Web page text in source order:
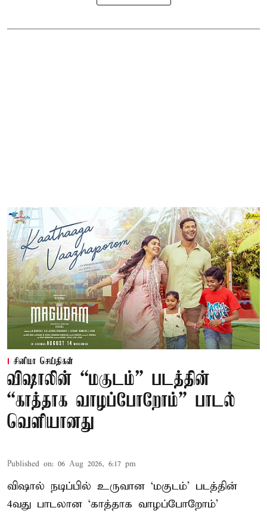
சினிமா செய்திகள்
விஷாலின் “மகுடம்” படத்தின்
“காத்தாக வாழப்போறோம்” பாடல்
வெளியானது
Published on: 06 Aug 2026, 6:17 pm
விஷால் நடிப்பில் உருவான ‘மகுடம்’ படத்தின்
4வது பாடலான ‘காத்தாக வாழப்போறோம்’